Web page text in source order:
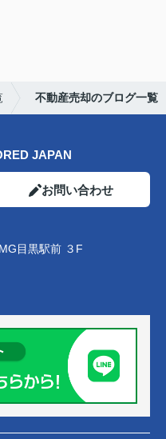
不動産売却のブログ一覧
JAPAN
お問い合わせ
目黒駅前 ３F